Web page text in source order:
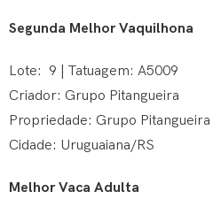
Segunda Melhor Vaquilhona
Lote: 9 | Tatuagem: A5009
Criador: Grupo Pitangueira
Propriedade: Grupo Pitangueira
Cidade: Uruguaiana/RS
Melhor Vaca Adulta